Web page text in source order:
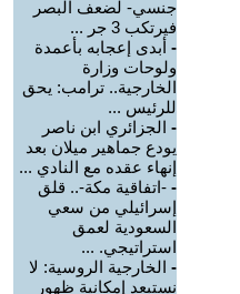
جنسي- لضعف البصر
فيرتكب 3 جر ...
- أبدى إعجابه بأعمدة
ولوحات وزارة
الخارجية.. ترامب: يحق
للرئيس ...
- الجزائري ابن ناصر
يودع جماهير ميلان بعد
إنهاء عقده مع النادي ...
- -اتفاقية مكة-.. قلق
إسرائيلي من سعي
السعودية لعمق
استراتيجي. ...
- الخارجية الروسية: لا
نستبعد إمكانية ظهور